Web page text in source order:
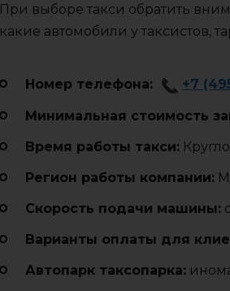
При выборе такси обратить
какие автомобили у таксистов,
Номер телефона: +7
Минимальная стоимость
Время работы такси:
Регион работы компании:
Cкорость подачи машины:
Варианты оплаты для
Автопарк таксопарка: